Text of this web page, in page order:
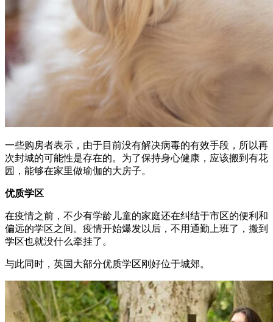
一些购房者表示，由于目前没有解决病毒的有效手段，所以再
次封城的可能性是存在的。为了保持身心健康，应该搬到有花
园，能够在家里做瑜伽的大房子。
优质学区
在疫情之前，不少有学龄儿童的家庭还在纠结于市区的便利和
偏远的学区之间。疫情开始爆发以后，不用通勤上班了，搬到
学区也就没什么牵挂了。
与此同时，英国大部分优质学区刚好位于城郊。